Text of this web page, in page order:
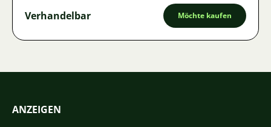
Verhandelbar Möchte kaufen
ANZEIGEN